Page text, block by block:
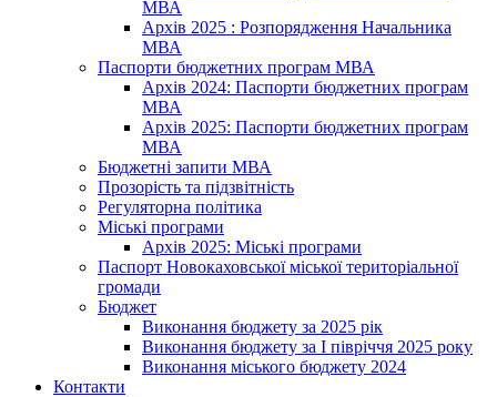
МВА
Архів 2025 : Розпорядження Начальника
МВА
Паспорти бюджетних програм МВА
Архів 2024: Паспорти бюджетних програм
МВА
Архів 2025: Паспорти бюджетних програм
МВА
Бюджетні запити МВА
Прозорість та підзвітність
Регуляторна політика
Міські програми
Архів 2025: Міські програми
Паспорт Новокаховської міської територіальної
громади
Бюджет
Виконання бюджету за 2025 рік
Виконання бюджету за І півріччя 2025 року
Виконання міського бюджету 2024
Контакти